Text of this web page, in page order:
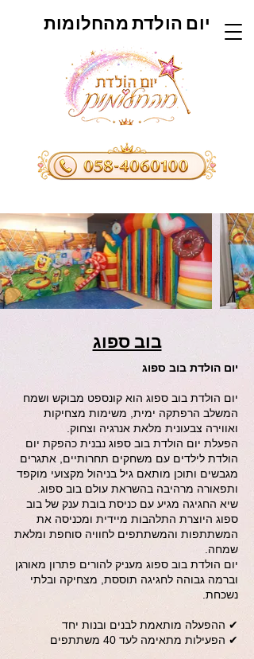
יום הולדת מהחלומות
בוב ספוג
יום הולדת בוב ספוג
יום הולדת בוב ספוג הוא קונספט מבוקש ושמח
המשלב הרפתקה ימית, משימות מצחיקות
ואווירה צבעונית מלאת אנרגיה וצחוק.
הפעלת יום הולדת בוב ספוג נבנית כהפקת יום
הולדת לילדים עם משחקים תחרותיים, אתגרים
מגבשים ותוכן מותאם גיל בניהול מקצועי מוקפד
ותפאורה מרהיבה בהשראת עולם בוב ספוג.
שיא החגיגה מגיע עם כניסת בובת ענק של בוב
ספוג היוצרת התלהבות מיידית ומכניסה את
המשתתפות והמשתתפים לחוויה סוחפת ומלאת
שמחה.
יום הולדת בוב ספוג מעניק להורים פתרון מאורגן
וברמה גבוהה לחגיגה תוססת, מצחיקה ובלתי
נשכחת.
✔ ההפעלה מותאמת לבנים ובנות יחד
✔ הפעילות מתאימה לעד 40 משתתפים